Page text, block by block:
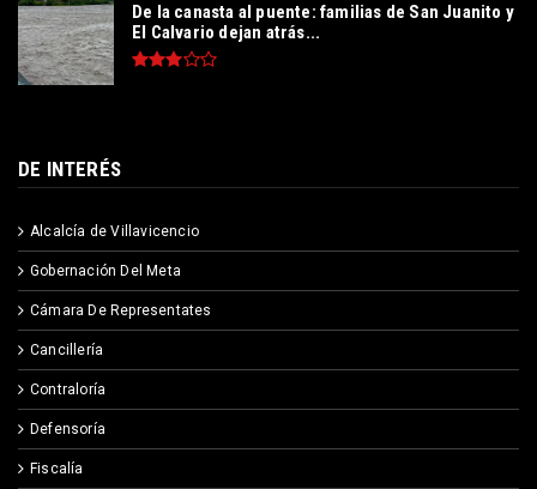
De la canasta al puente: familias de San Juanito y
El Calvario dejan atrás...
DE INTERÉS
Alcalcía de Villavicencio
Gobernación Del Meta
Cámara De Representates
Cancillería
Contraloría
Defensoría
Fiscalía